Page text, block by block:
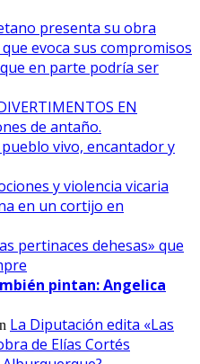
presenta su obra
evoca sus compromisos
en parte podría ser
EN
de antaño.
vivo, encantador y
y violencia vicaria
en un cortijo en
pertinaces dehesas» que
pintan: Angelica
La Diputación edita «Las
de Elías Cortés